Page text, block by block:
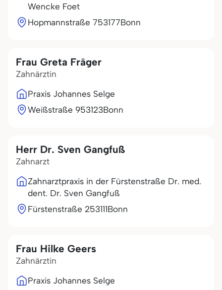
Wencke Foet
Hopmannstraße 753177Bonn
Frau Greta Fräger
Zahnärztin
Praxis Johannes Selge
Weißstraße 953123Bonn
Herr Dr. Sven Gangfuß
Zahnarzt
Zahnarztpraxis in der Fürstenstraße Dr. med.
dent. Dr. Sven Gangfuß
Fürstenstraße 253111Bonn
Frau Hilke Geers
Zahnärztin
Praxis Johannes Selge